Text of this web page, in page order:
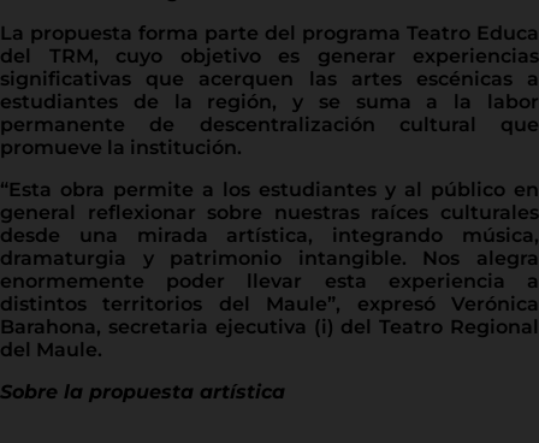
La propuesta forma parte del programa Teatro Educa
del TRM, cuyo objetivo es generar experiencias
significativas que acerquen las artes escénicas a
estudiantes de la región, y se suma a la labor
permanente de descentralización cultural que
promueve la institución.
“Esta obra permite a los estudiantes y al público en
general reflexionar sobre nuestras raíces culturales
desde una mirada artística, integrando música,
dramaturgia y patrimonio intangible. Nos alegra
enormemente poder llevar esta experiencia a
distintos territorios del Maule”, expresó Verónica
Barahona, secretaria ejecutiva (i) del Teatro Regional
del Maule.
Sobre la propuesta artística